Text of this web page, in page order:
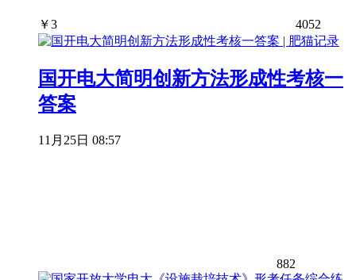
￥3 4052
国开电大简明创新方法形成性考核一
答案
11月25日 08:57
882